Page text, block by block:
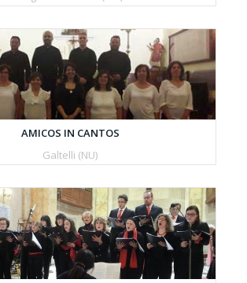
AMICOS IN CANTOS
Galtelli (NU)